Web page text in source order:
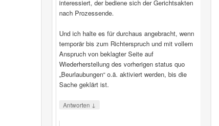
interessiert, der bediene sich der Gerichtsakten
nach Prozessende.
Und ich halte es für durchaus angebracht, wenn
temporär bis zum Richterspruch und mit vollem
Anspruch von beklagter Seite auf
Wiederherstellung des vorherigen status quo
„Beurlaubungen“ o.ä. aktiviert werden, bis die
Sache geklärt ist.
Antworten ↓